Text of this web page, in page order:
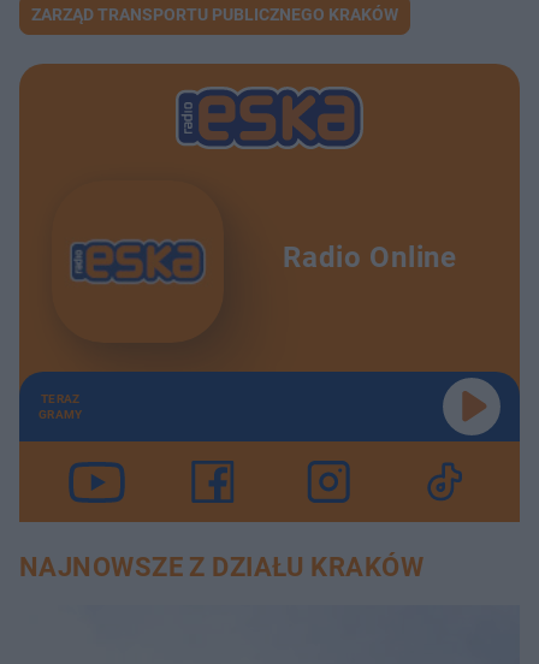
ZARZĄD TRANSPORTU PUBLICZNEGO KRAKÓW
Radio Online
TERAZ
GRAMY
NAJNOWSZE Z DZIAŁU KRAKÓW